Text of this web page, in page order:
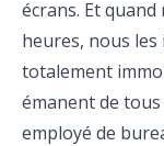
écrans. Et quand
heures, nous
totalement
émanent de tous
employé de